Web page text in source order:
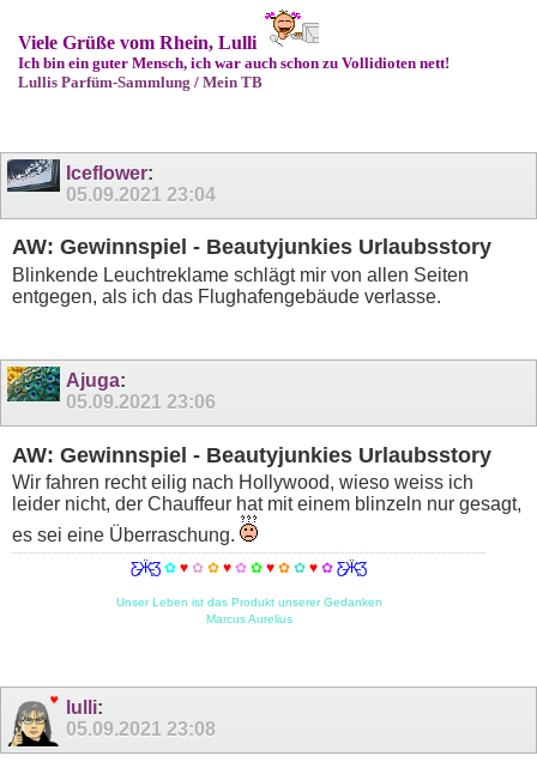
Viele Grüße vom Rhein, Lulli
Ich bin ein guter Mensch, ich war auch schon zu Vollidioten nett!
Lullis Parfüm-Sammlung / Mein TB
Iceflower:
05.09.2021 23:04
AW: Gewinnspiel - Beautyjunkies Urlaubsstory
Blinkende Leuchtreklame schlägt mir von allen Seiten
entgegen, als ich das Flughafengebäude verlasse.
Ajuga:
05.09.2021 23:06
AW: Gewinnspiel - Beautyjunkies Urlaubsstory
Wir fahren recht eilig nach Hollywood, wieso weiss ich
leider nicht, der Chauffeur hat mit einem blinzeln nur gesagt,
es sei eine Überraschung.
Ƹ̵̡Ӝ̵̨̄Ʒ ✿♥✿ ✿ ♥✿✿♥✿✿♥✿Ƹ̵̡Ӝ̵̨̄Ʒ
Unser Leben ist das Produkt unserer Gedanken
Marcus Aurelius
lulli:
05.09.2021 23:08